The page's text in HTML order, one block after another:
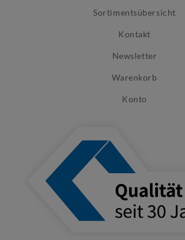
Sortimentsübersicht
Kontakt
Newsletter
Warenkorb
Konto